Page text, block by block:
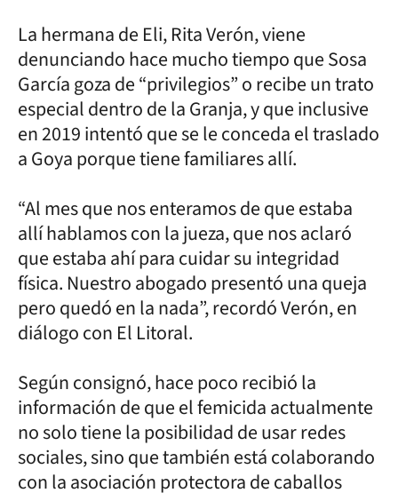
La hermana de Eli, Rita Verón, viene
denunciando hace mucho tiempo que Sosa
García goza de “privilegios” o recibe un trato
especial dentro de la Granja, y que inclusive
en 2019 intentó que se le conceda el traslado
a Goya porque tiene familiares allí.
“Al mes que nos enteramos de que estaba
allí hablamos con la jueza, que nos aclaró
que estaba ahí para cuidar su integridad
física. Nuestro abogado presentó una queja
pero quedó en la nada”, recordó Verón, en
diálogo con El Litoral.
Según consignó, hace poco recibió la
información de que el femicida actualmente
no solo tiene la posibilidad de usar redes
sociales, sino que también está colaborando
con la asociación protectora de caballos